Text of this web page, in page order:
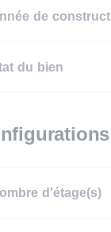
de
du bien
d'étage(s)